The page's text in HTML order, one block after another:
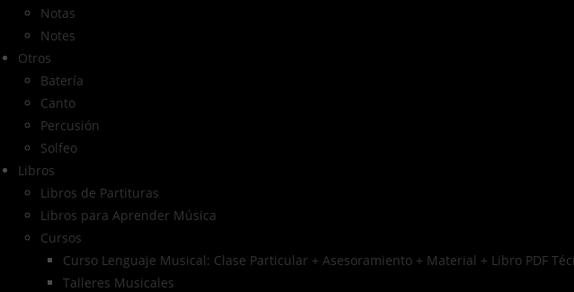
Notas
Notes
Otros
Batería
Canto
Percusión
Solfeo
Libros
Libros de Partituras
Libros para Aprender Música
Cursos
Curso Lenguaje Musical: Clase Particular + Asesoramiento + Material + Libro PDF
Talleres Musicales